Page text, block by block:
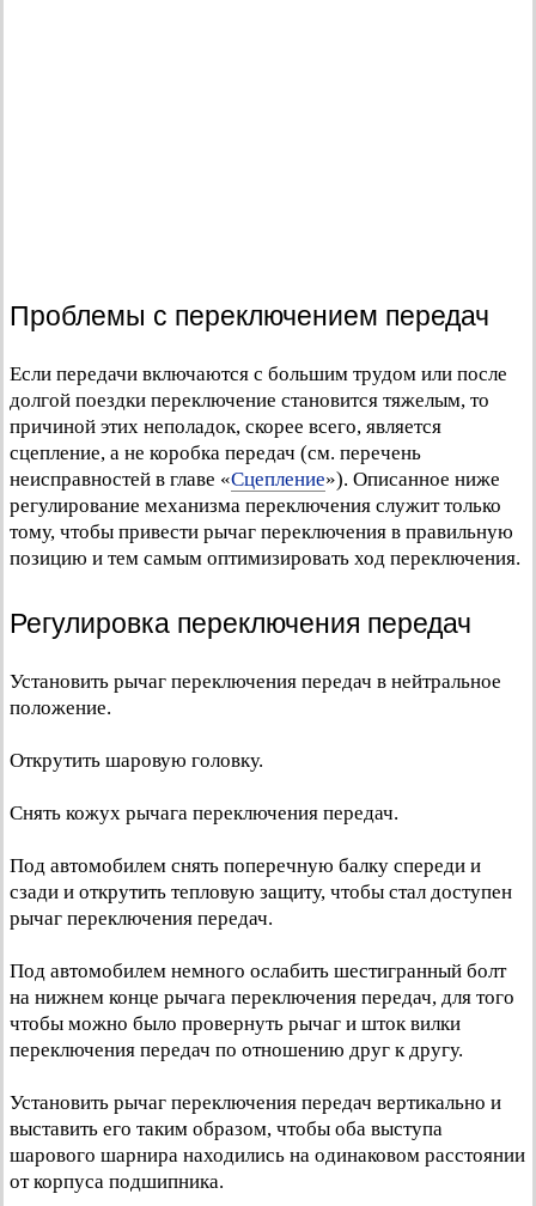
Проблемы с переключением передач
Если передачи включаются с большим трудом или после
долгой поездки переключение становится тяжелым, то
причиной этих неполадок, скорее всего, является
сцепление, а не коробка передач (см. перечень
неисправностей в главе «Сцепление»). Описанное ниже
регулирование механизма переключения служит только
тому, чтобы привести рычаг переключения в правильную
позицию и тем самым оптимизировать ход переключения.
Регулировка переключения передач
Установить рычаг переключения передач в нейтральное
положение.
Открутить шаровую головку.
Снять кожух рычага переключения передач.
Под автомобилем снять поперечную балку спереди и
сзади и открутить тепловую защиту, чтобы стал доступен
рычаг переключения передач.
Под автомобилем немного ослабить шестигранный болт
на нижнем конце рычага переключения передач, для того
чтобы можно было провернуть рычаг и шток вилки
переключения передач по отношению друг к другу.
Установить рычаг переключения передач вертикально и
выставить его таким образом, чтобы оба выступа
шарового шарнира находились на одинаковом расстоянии
от корпуса подшипника.